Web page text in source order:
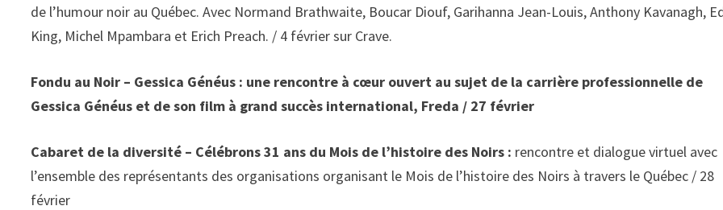
de l’humour noir au Québec. Avec Normand Brathwaite, Boucar Diouf, Garihanna Jean-Louis, Anthony Kavanagh,
King, Michel Mpambara et Erich Preach. / 4 février sur Crave.
Fondu au Noir – Gessica Généus : une rencontre à cœur ouvert au sujet de la carrière professionnelle de
Gessica Généus et de son film à grand succès international, Freda / 27 février
Cabaret de la diversité – Célébrons 31 ans du Mois de l’histoire des Noirs : rencontre et dialogue virtuel avec
l’ensemble des représentants des organisations organisant le Mois de l’histoire des Noirs à travers le Québec / 28
février